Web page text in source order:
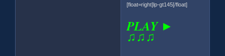
[float=right]lp-gt145[/float]
PLAY ►
♫♫♫